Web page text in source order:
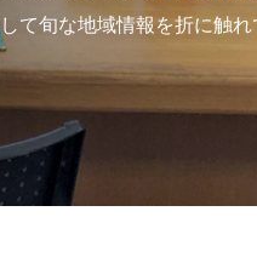
て旬な地域情報を折に触